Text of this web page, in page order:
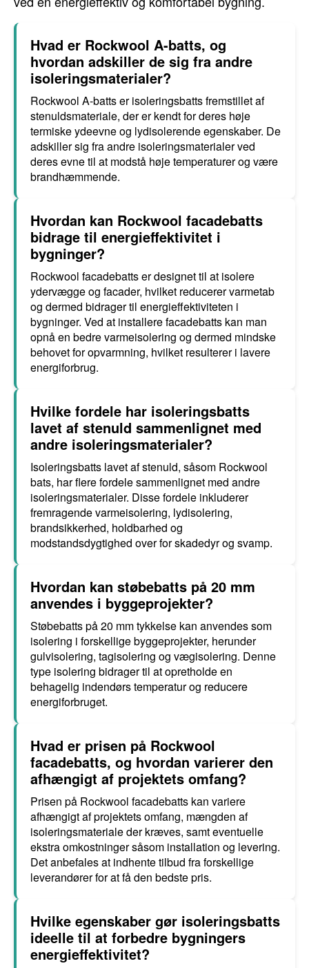
Hvad er Rockwool A-batts, og
hvordan adskiller de sig fra andre
isoleringsmaterialer?
Rockwool A-batts er isoleringsbatts fremstillet af
stenuldsmateriale, der er kendt for deres høje
termiske ydeevne og lydisolerende egenskaber. De
adskiller sig fra andre isoleringsmaterialer ved
deres evne til at modstå høje temperaturer og være
brandhæmmende.
Hvordan kan Rockwool facadebatts
bidrage til energieffektivitet i
bygninger?
Rockwool facadebatts er designet til at isolere
ydervægge og facader, hvilket reducerer varmetab
og dermed bidrager til energieffektiviteten i
bygninger. Ved at installere facadebatts kan man
opnå en bedre varmeisolering og dermed mindske
behovet for opvarmning, hvilket resulterer i lavere
energiforbrug.
Hvilke fordele har isoleringsbatts
lavet af stenuld sammenlignet med
andre isoleringsmaterialer?
Isoleringsbatts lavet af stenuld, såsom Rockwool
bats, har flere fordele sammenlignet med andre
isoleringsmaterialer. Disse fordele inkluderer
fremragende varmeisolering, lydisolering,
brandsikkerhed, holdbarhed og
modstandsdygtighed over for skadedyr og svamp.
Hvordan kan støbebatts på 20 mm
anvendes i byggeprojekter?
Støbebatts på 20 mm tykkelse kan anvendes som
isolering i forskellige byggeprojekter, herunder
gulvisolering, tagisolering og vægisolering. Denne
type isolering bidrager til at opretholde en
behagelig indendørs temperatur og reducere
energiforbruget.
Hvad er prisen på Rockwool
facadebatts, og hvordan varierer den
afhængigt af projektets omfang?
Prisen på Rockwool facadebatts kan variere
afhængigt af projektets omfang, mængden af
isoleringsmateriale der kræves, samt eventuelle
ekstra omkostninger såsom installation og levering.
Det anbefales at indhente tilbud fra forskellige
leverandører for at få den bedste pris.
Hvilke egenskaber gør isoleringsbatts
ideelle til at forbedre bygningers
energieffektivitet?